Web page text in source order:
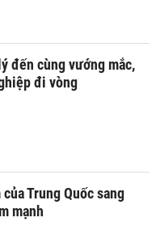
đến cùng vướng mắc,
đi vòng
Trung Quốc sang
mạnh